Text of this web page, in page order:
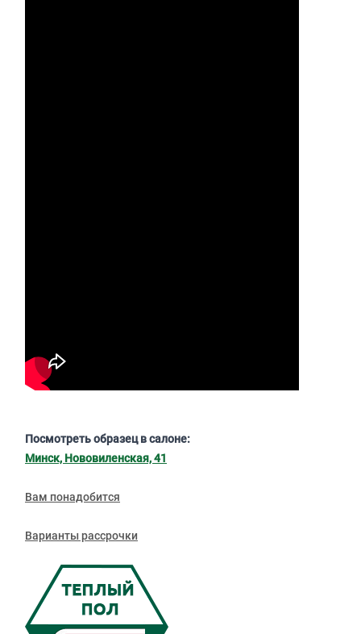
Посмотреть образец в салоне:
Минск, Нововиленская, 41
Вам понадобится
Варианты рассрочки